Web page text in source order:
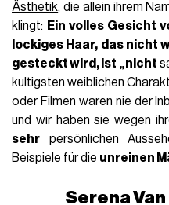
Ästhetik, die allein ihrem
klingt: Ein volles Gesicht
lockiges Haar, das nicht
gesteckt wird, ist „nicht
kultigsten weiblichen
oder Filmen waren nie der
und wir haben sie wegen
sehr persönlichen
Beispiele für die unreinen
Serena